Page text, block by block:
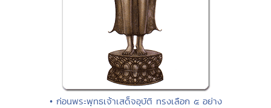
• ก่อนพระพุทธเจ้าเสด็จอุบัติ ทรงเลือก ๕ อย่าง